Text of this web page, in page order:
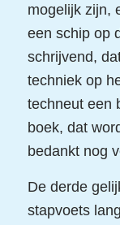
mogelijk zijn,
een schip op
schrijvend,
techniek op
techneut een
boek, dat
bedankt nog
De derde
stapvoets